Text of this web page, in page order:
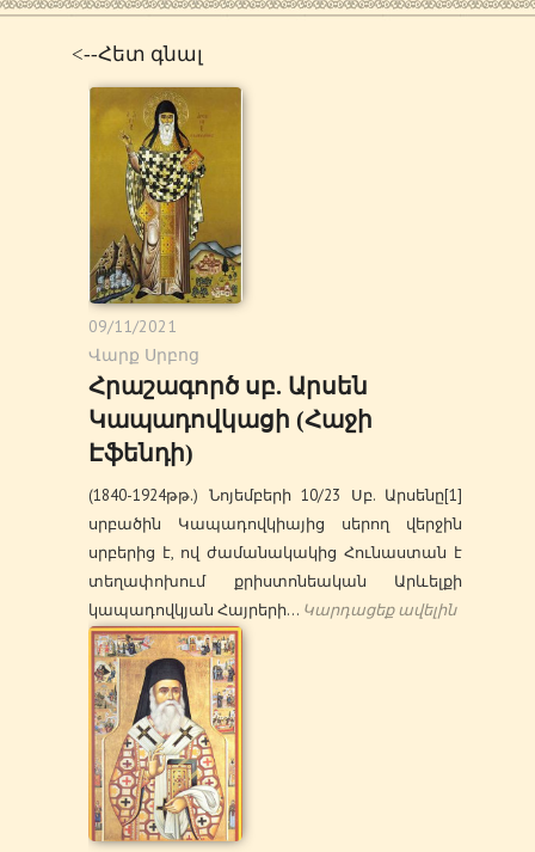
<--Հետ գնալ
09/11/2021
Վարք Սրբոց
Հրաշագործ սբ. Արսեն
Կապադովկացի (Հաջի
Էֆենդի)
(1840-1924թթ.) Նոյեմբերի 10/23 Սբ. Արսենը[1]
սրբածին Կապադովկիայից սերող վերջին
սրբերից է, ով ժամանակակից Հունաստան է
տեղափոխում քրիստոնեական Արևելքի
կապադովկյան Հայրերի… Կարդացեք ավելին